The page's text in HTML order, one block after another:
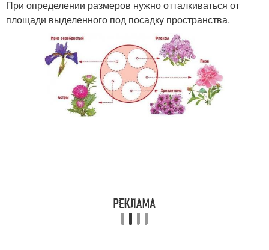
При определении размеров нужно отталкиваться от
площади выделенного под посадку пространства.